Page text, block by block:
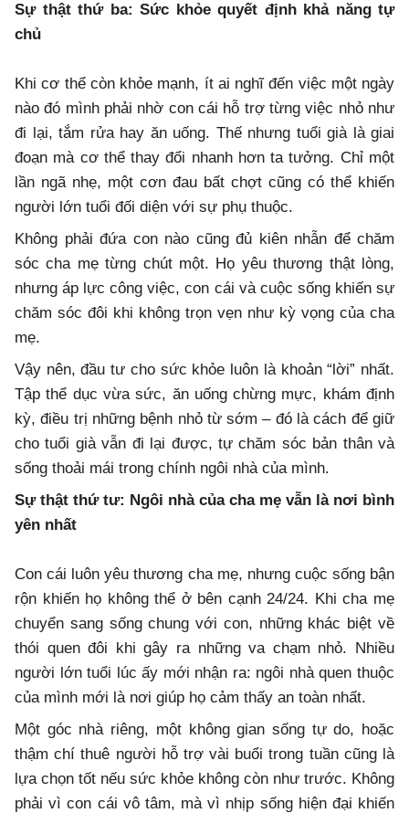
Sự thật thứ ba: Sức khỏe quyết định khả năng tự
chủ
Khi cơ thể còn khỏe mạnh, ít ai nghĩ đến việc một ngày
nào đó mình phải nhờ con cái hỗ trợ từng việc nhỏ như
đi lại, tắm rửa hay ăn uống. Thế nhưng tuổi già là giai
đoạn mà cơ thể thay đổi nhanh hơn ta tưởng. Chỉ một
lần ngã nhẹ, một cơn đau bất chợt cũng có thể khiến
người lớn tuổi đối diện với sự phụ thuộc.
Không phải đứa con nào cũng đủ kiên nhẫn để chăm
sóc cha mẹ từng chút một. Họ yêu thương thật lòng,
nhưng áp lực công việc, con cái và cuộc sống khiến sự
chăm sóc đôi khi không trọn vẹn như kỳ vọng của cha
mẹ.
Vậy nên, đầu tư cho sức khỏe luôn là khoản “lời” nhất.
Tập thể dục vừa sức, ăn uống chừng mực, khám định
kỳ, điều trị những bệnh nhỏ từ sớm – đó là cách để giữ
cho tuổi già vẫn đi lại được, tự chăm sóc bản thân và
sống thoải mái trong chính ngôi nhà của mình.
Sự thật thứ tư: Ngôi nhà của cha mẹ vẫn là nơi bình
yên nhất
Con cái luôn yêu thương cha mẹ, nhưng cuộc sống bận
rộn khiến họ không thể ở bên cạnh 24/24. Khi cha mẹ
chuyển sang sống chung với con, những khác biệt về
thói quen đôi khi gây ra những va chạm nhỏ. Nhiều
người lớn tuổi lúc ấy mới nhận ra: ngôi nhà quen thuộc
của mình mới là nơi giúp họ cảm thấy an toàn nhất.
Một góc nhà riêng, một không gian sống tự do, hoặc
thậm chí thuê người hỗ trợ vài buổi trong tuần cũng là
lựa chọn tốt nếu sức khỏe không còn như trước. Không
phải vì con cái vô tâm, mà vì nhịp sống hiện đại khiến